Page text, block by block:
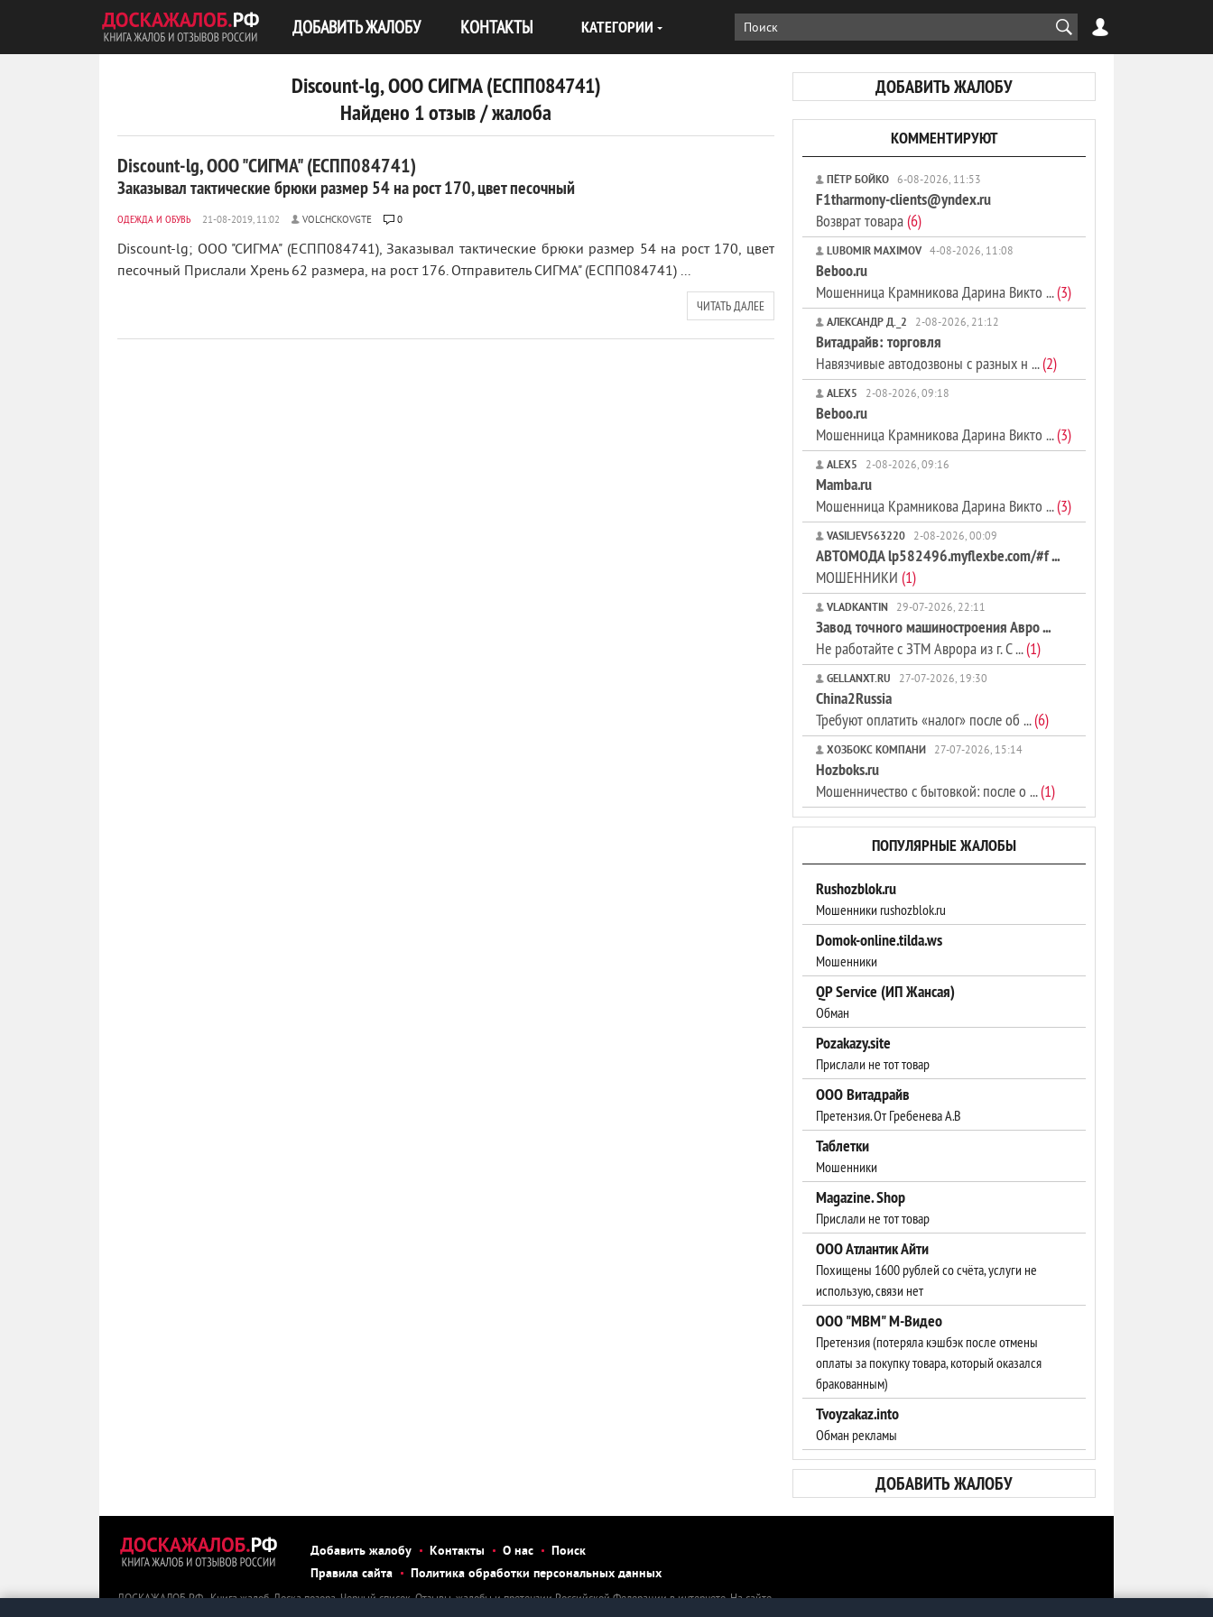
ДОБАВИТЬ ЖАЛОБУ КОНТАКТЫ КАТЕГОРИИ
ДОБАВИТЬ ЖАЛОБУ
Discount-lg, ООО СИГМА (ЕСПП084741)
Найдено 1 отзыв / жалоба
Discount-lg, ООО "СИГМА" (ЕСПП084741)
Заказывал тактические брюки размер 54 на рост 170, цвет песочный
ОДЕЖДА И ОБУВЬ VOLCHCKOVGTE 0
Discount-lg; ООО "СИГМА" (ЕСПП084741), Заказывал тактические брюки размер 54 на рост 170, цвет
песочный Прислали Хрень 62 размера, на рост 176. Отправитель СИГМА" (ЕСПП084741) ...
ЧИТАТЬ ДАЛЕЕ
КОММЕНТИРУЮТ
ПЁТР БОЙКО 6-08-2026, 11:53
F1tharmony-clients@yndex.ru
Возврат товара(6)
LUBOMIR MAXIMOV 4-08-2026, 11:08
Beboo.ru
Мошенница Крамникова Дарина Викто ...(3)
АЛЕКСАНДР Д._2 2-08-2026, 21:12
Витадрайв: торговля
Навязчивые автодозвоны с разных н ...(2)
ALEX5 2-08-2026, 09:18
Beboo.ru
Мошенница Крамникова Дарина Викто ...(3)
ALEX5 2-08-2026, 09:16
Mamba.ru
Мошенница Крамникова Дарина Викто ...(3)
VASILJEV563220 2-08-2026, 00:09
АВТОМОДА lp582496.myflexbe.com/#f ...
МОШЕННИКИ (1)
VLADKANTIN 29-07-2026, 22:11
Завод точного машиностроения Авро ...
Не работайте с ЗТМ Аврора из г. С ...(1)
GELLANXT.RU 27-07-2026, 19:30
China2Russia
Требуют оплатить «налог» после об ...(6)
ХОЗБОКС КОМПАНИ 27-07-2026, 15:14
Hozboks.ru
Мошенничество с бытовкой: после о ...(1)
ПОПУЛЯРНЫЕ ЖАЛОБЫ
Rushozblok.ru
Мошенники rushozblok.ru
Domok-online.tilda.ws
Мошенники
QP Service (ИП Жансая)
Обман
Pozakazy.site
Прислали не тот товар
ООО Витадрайв
Претензия. От Гребенева А.В
Таблетки
Мошенники
Magazine. Shop
Прислали не тот товар
ООО Атлантик Айти
Похищены 1600 рублей со счёта, услуги не
использую, связи нет
ООО "МВМ" М-Видео
Претензия (потеряла кэшбэк после отмены
оплаты за покупку товара, который оказался
бракованным)
Tvoyzakaz.into
Обман рекламы
ДОБАВИТЬ ЖАЛОБУ
Добавить жалобу Контакты О нас
Поиск
Правила сайта
Политика обработки персональных данных
ДОСКАЖАЛОБ.РФ - Книга жалоб. Доска позора. Черный список. Отзывы, жалобы и претензии Российской Федерации в интернете. На сайте